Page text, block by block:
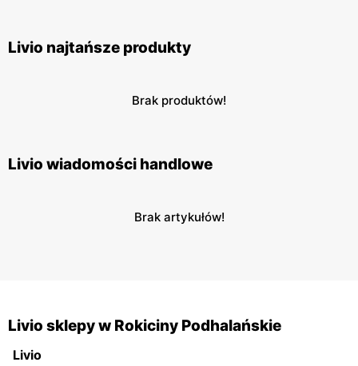
Livio najtańsze produkty
Brak produktów!
Livio wiadomości handlowe
Brak artykułów!
Livio sklepy w Rokiciny Podhalańskie
Livio